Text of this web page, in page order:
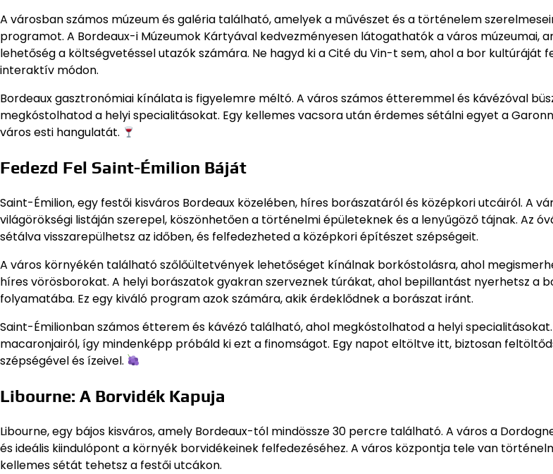
A városban számos múzeum és galéria található, amelyek a művészet és a történelem
programot. A Bordeaux-i Múzeumok Kártyával kedvezményesen látogathatók a város múzeumai,
lehetőség a költségvetéssel utazók számára. Ne hagyd ki a Cité du Vin-t sem, ahol a bor kultúráját
interaktív módon.
Bordeaux gasztronómiai kínálata is figyelemre méltó. A város számos étteremmel és kávézóval
megkóstolhatod a helyi specialitásokat. Egy kellemes vacsora után érdemes sétálni egyet a
város esti hangulatát.
Fedezd Fel Saint-Émilion Báját
Saint-Émilion, egy festői kisváros Bordeaux közelében, híres borászatáról és középkori utcáiról. A
világörökségi listáján szerepel, köszönhetően a történelmi épületeknek és a lenyűgöző tájnak. Az
sétálva visszarepülhetsz az időben, és felfedezheted a középkori építészet szépségeit.
A város környékén található szőlőültetvények lehetőséget kínálnak borkóstolásra, ahol
híres vörösborokat. A helyi borászatok gyakran szerveznek túrákat, ahol bepillantást nyerhetsz a
folyamatába. Ez egy kiváló program azok számára, akik érdeklődnek a borászat iránt.
Saint-Émilionban számos étterem és kávézó található, ahol megkóstolhatod a helyi
macaronjairól, így mindenképp próbáld ki ezt a finomságot. Egy napot eltöltve itt, biztosan
szépségével és ízeivel.
Libourne: A Borvidék Kapuja
Libourne, egy bájos kisváros, amely Bordeaux-tól mindössze 30 percre található. A város a
és ideális kiindulópont a környék borvidékeinek felfedezéséhez. A város központja tele van
kellemes sétát tehetsz a festői utcákon.